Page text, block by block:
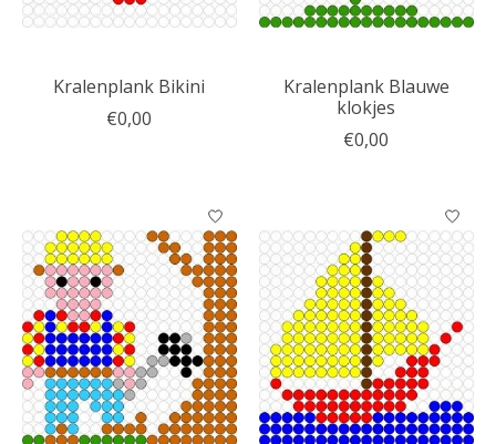
Kralenplank Bikini
€0,00
Kralenplank Blauwe
klokjes
€0,00